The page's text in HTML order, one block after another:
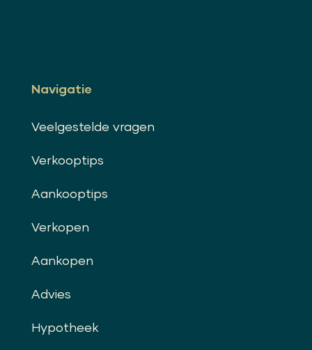
Navigatie
Veelgestelde vragen
Verkooptips
Aankooptips
Verkopen
Aankopen
Advies
Hypotheek